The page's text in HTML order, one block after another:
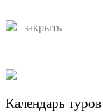
закрыть
Календарь туров